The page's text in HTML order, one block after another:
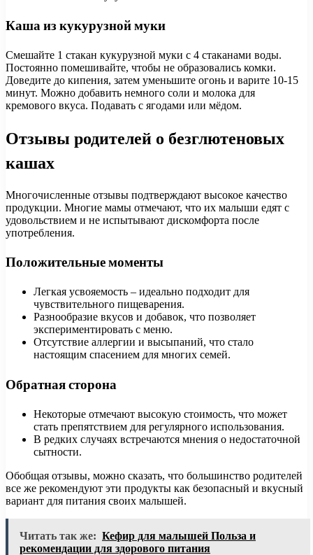
Каша из кукурузной муки
Смешайте 1 стакан кукурузной муки с 4 стаканами воды.
Постоянно помешивайте, чтобы не образовались комки.
Доведите до кипения, затем уменьшите огонь и варите 10-15
минут. Можно добавить немного соли и молока для
кремового вкуса. Подавать с ягодами или мёдом.
Отзывы родителей о безглютеновых
кашах
Многочисленные отзывы подтверждают высокое качество
продукции. Многие мамы отмечают, что их малыши едят с
удовольствием и не испытывают дискомфорта после
употребления.
Положительные моменты
Легкая усвояемость – идеально подходит для
чувствительного пищеварения.
Разнообразие вкусов и добавок, что позволяет
экспериментировать с меню.
Отсутствие аллергии и высыпаний, что стало
настоящим спасением для многих семей.
Обратная сторона
Некоторые отмечают высокую стоимость, что может
стать препятствием для регулярного использования.
В редких случаях встречаются мнения о недостаточной
сытности.
Обобщая отзывы, можно сказать, что большинство родителей
все же рекомендуют эти продукты как безопасный и вкусный
вариант для питания своих малышей.
Читать так же: Кефир для малышей Польза и
рекомендации для здорового питания